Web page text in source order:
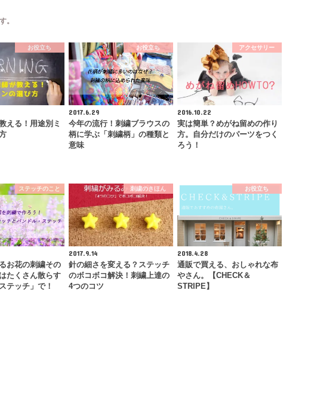
。
お役立ち
える！用途別ミ
お役立ち
2017.6.29
今年の流行！刺繍ブラウスの
柄に学ぶ「刺繍柄」の種類と
意味
アクセサリー
2016.10.22
実は簡単？めがね留めの作り
方。自分だけのパーツをつく
ろう！
ステッチのこと
お花の刺繍その
たくさん散らす
テッチ」で！
刺繍のきほん
2017.9.14
針の細さを変える？ステッチ
のボコボコ解決！刺繍上達の
4つのコツ
お役立ち
2018.4.28
通販で買える、おしゃれな布
やさん。【CHECK＆
STRIPE】